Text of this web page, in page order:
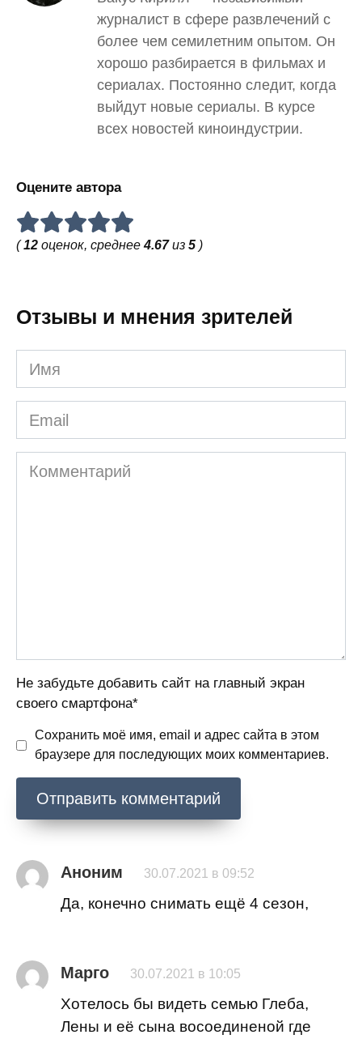
журналист в сфере развлечений с
более чем семилетним опытом. Он
хорошо разбирается в фильмах и
сериалах. Постоянно следит, когда
выйдут новые сериалы. В курсе
всех новостей киноиндустрии.
Оцените автора
(12 оценок, среднее4.67из 5 )
Отзывы и мнения зрителей
Имя
Email
Комментарий
Не забудьте добавить сайт на главный экран
своего смартфона*
Сохранить моё имя, email и адрес сайта в этом
браузере для последующих моих комментариев.
Аноним 30.07.2021 в 09:52
Да, конечно снимать ещё 4 сезон,
Марго 30.07.2021 в 10:05
Хотелось бы видеть семью Глеба,
Лены и её сына восоединеной где